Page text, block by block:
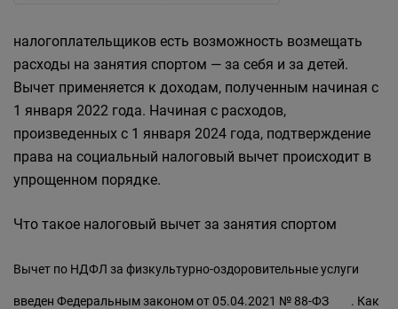
налогоплательщиков есть возможность возмещать
расходы на занятия спортом — за себя и за детей.
Вычет применяется к доходам, полученным начиная с
1 января 2022 года. Начиная с расходов,
произведенных с 1 января 2024 года, подтверждение
права на социальный налоговый вычет происходит в
упрощенном порядке.
Что такое налоговый вычет за занятия спортом
Вычет по НДФЛ за физкультурно-оздоровительные услуги
введен Федеральным законом от 05.04.2021 № 88-ФЗ . Как